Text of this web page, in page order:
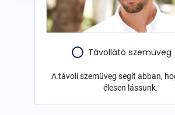
Távollátó szemüveg
A távoli szemüveg segít abban,
élesen lássunk.